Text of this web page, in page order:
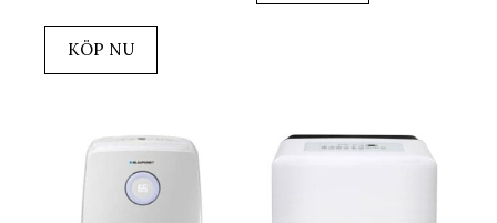
KÖP NU